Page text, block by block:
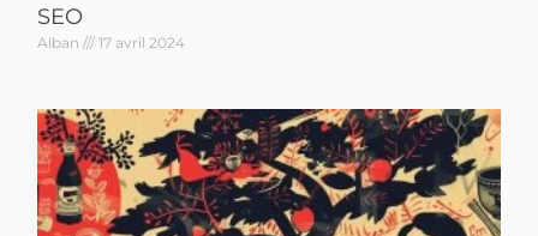
SEO
Alban 17 avril 2024